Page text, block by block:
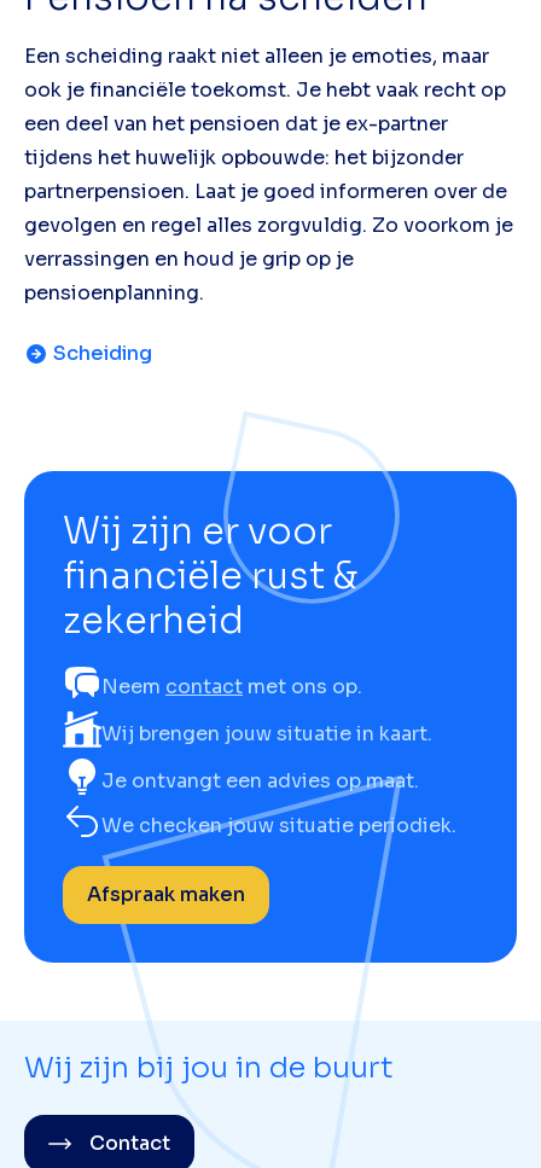
Een scheiding raakt niet alleen je emoties, maar
ook je financiële toekomst. Je hebt vaak recht op
een deel van het pensioen dat je ex-partner
tijdens het huwelijk opbouwde: het bijzonder
partnerpensioen. Laat je goed informeren over de
gevolgen en regel alles zorgvuldig. Zo voorkom je
verrassingen en houd je grip op je
pensioenplanning.
Scheiding
Wij zijn er voor
financiële rust &
zekerheid
Neem contact met ons op.
Wij brengen jouw situatie in kaart.
Je ontvangt een advies op maat.
We checken jouw situatie periodiek.
Afspraak maken
Wij zijn bij jou in de buurt
Contact